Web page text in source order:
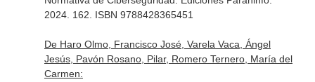
2024. 162. ISBN 9788428365451
De Haro Olmo, Francisco José, Varela Vaca, Ángel
Jesús, Pavón Rosano, Pilar, Romero Ternero, María del
Carmen: